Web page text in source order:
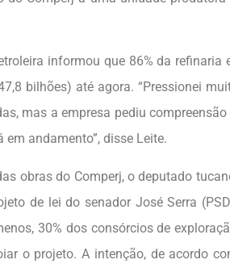
informou que 86% da
bilhões) até agora. “Pressionei
mas a empresa pediu
andamento”, disse Leite.
obras do Comperj, o deputado
de lei do senador José Serra
30% dos consórcios de
o projeto. A intenção, de acordo